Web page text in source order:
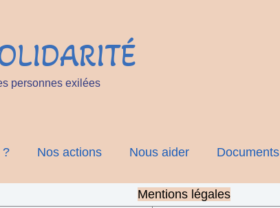
personnes exilées
? Nos actions Nous aider Documents
Mentions légales